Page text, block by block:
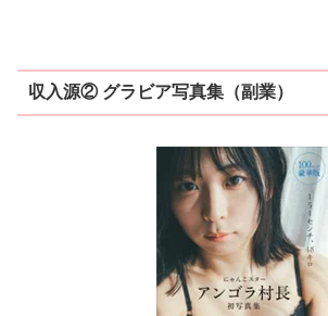
収入源② グラビア写真集（副業）